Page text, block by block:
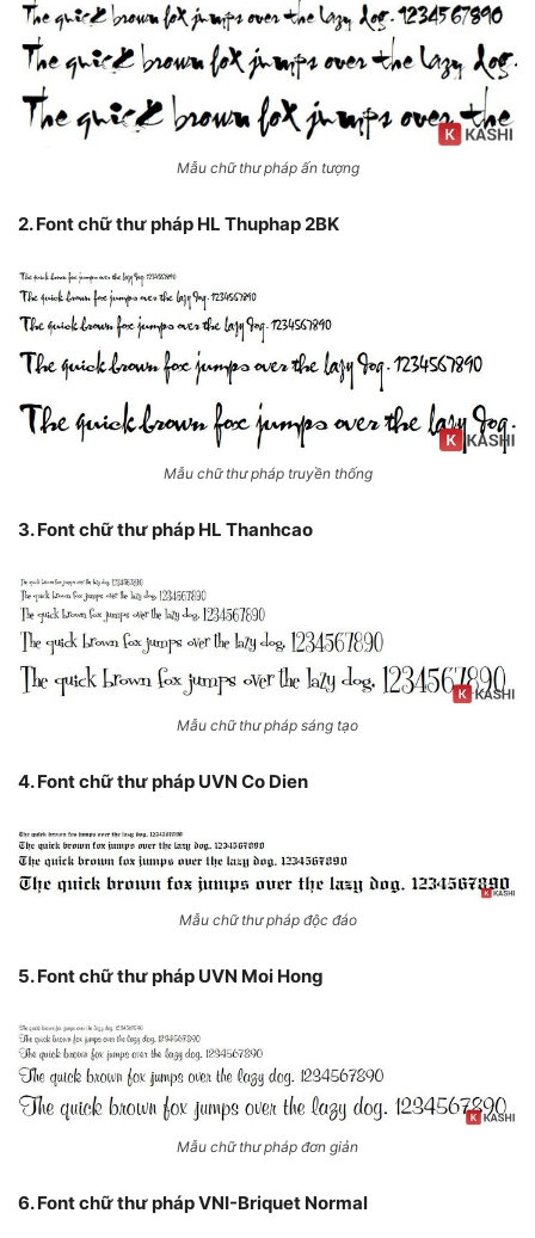
Mẫu chữ thư pháp ấn tượng
2. Font chữ thư pháp HL Thuphap 2BK
Mẫu chữ thư pháp truyền thống
3. Font chữ thư pháp HL Thanhcao
Mẫu chữ thư pháp sáng tạo
4. Font chữ thư pháp UVN Co Dien
Mẫu chữ thư pháp độc đáo
5. Font chữ thư pháp UVN Moi Hong
Mẫu chữ thư pháp đơn giản
6. Font chữ thư pháp VNI-Briquet Normal